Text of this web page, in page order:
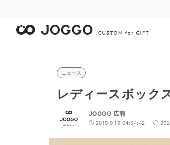
ニュース
レディースボック
JOGGO 広報
2019.9.19 04:54:42